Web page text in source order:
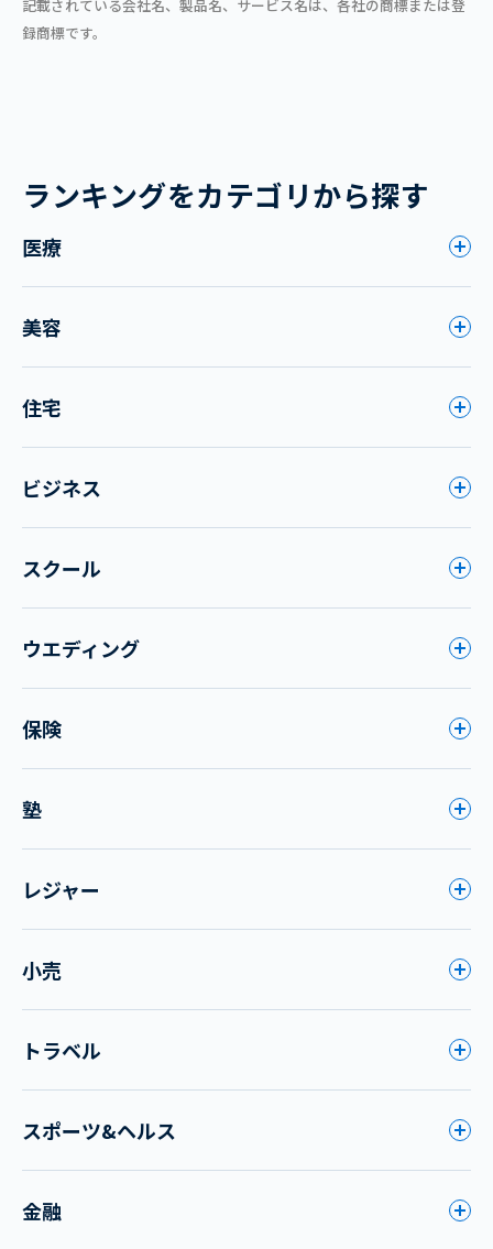
記載されている会社名、製品名、サービス名は、各社の商標または登
録商標です。
ランキングをカテゴリから探す
医療
美容
住宅
ビジネス
スクール
ウエディング
保険
塾
レジャー
小売
トラベル
スポーツ&ヘルス
金融